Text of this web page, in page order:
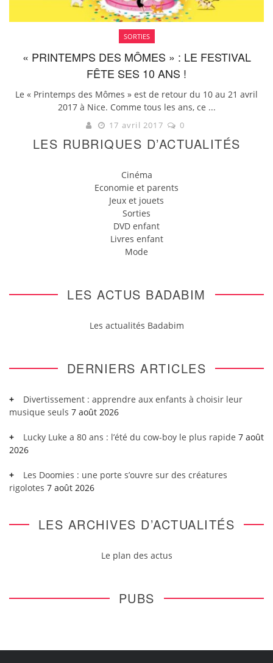
SORTIES
« PRINTEMPS DES MÔMES » : LE FESTIVAL
FÊTE SES 10 ANS !
Le « Printemps des Mômes » est de retour du 10 au 21 avril
2017 à Nice. Comme tous les ans, ce ...
17 avril 2017 0
LES RUBRIQUES D’ACTUALITÉS
Cinéma
Economie et parents
Jeux et jouets
Sorties
DVD enfant
Livres enfant
Mode
LES ACTUS BADABIM
Les actualités Badabim
DERNIERS ARTICLES
Divertissement : apprendre aux enfants à choisir leur
musique seuls 7 août 2026
Lucky Luke a 80 ans : l’été du cow-boy le plus rapide 7 août
2026
Les Doomies : une porte s’ouvre sur des créatures
rigolotes 7 août 2026
LES ARCHIVES D’ACTUALITÉS
Le plan des actus
PUBS